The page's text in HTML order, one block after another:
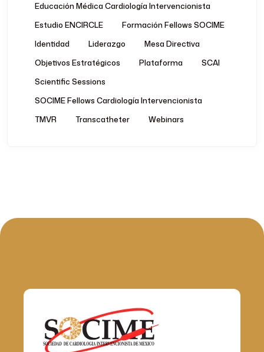
Educación Médica Cardiología Intervencionista
Estudio ENCIRCLE
Formación Fellows SOCIME
Identidad
Liderazgo
Mesa Directiva
Objetivos Estratégicos
Plataforma
SCAI
Scientific Sessions
SOCIME Fellows Cardiología Intervencionista
TMVR
Transcatheter Webinars